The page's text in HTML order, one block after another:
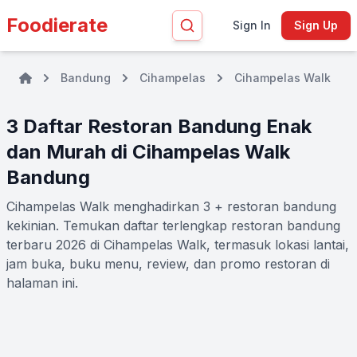
Foodierate Sign In Sign Up
Bandung Cihampelas Cihampelas Walk
3 Daftar Restoran Bandung Enak
dan Murah di Cihampelas Walk
Bandung
Cihampelas Walk menghadirkan 3 + restoran bandung
kekinian. Temukan daftar terlengkap restoran bandung
terbaru 2026 di Cihampelas Walk, termasuk lokasi lantai,
jam buka, buku menu, review, dan promo restoran di
halaman ini.